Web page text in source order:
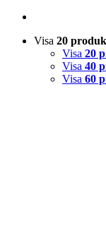
Visa 20
Visa 20
Visa 40
Visa 60